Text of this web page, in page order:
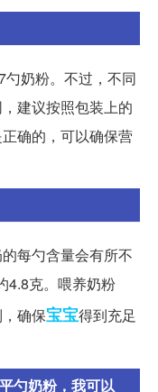
奶粉。不过，不同
建议按照包装上的
确的，可以确保营
每勺含量会有所不
4.8克。喂养奶粉
确保宝宝得到充足
勺奶粉，我可以